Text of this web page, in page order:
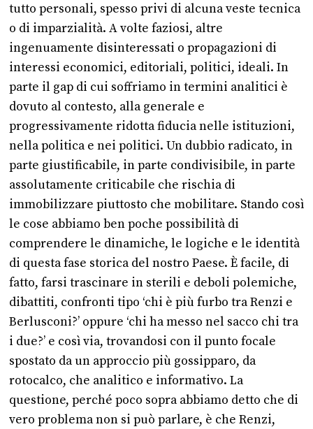
tutto personali, spesso privi di alcuna veste tecnica
o di imparzialità. A volte faziosi, altre
ingenuamente disinteressati o propagazioni di
interessi economici, editoriali, politici, ideali. In
parte il gap di cui soffriamo in termini analitici è
dovuto al contesto, alla generale e
progressivamente ridotta fiducia nelle istituzioni,
nella politica e nei politici. Un dubbio radicato, in
parte giustificabile, in parte condivisibile, in parte
assolutamente criticabile che rischia di
immobilizzare piuttosto che mobilitare. Stando così
le cose abbiamo ben poche possibilità di
comprendere le dinamiche, le logiche e le identità
di questa fase storica del nostro Paese. È facile, di
fatto, farsi trascinare in sterili e deboli polemiche,
dibattiti, confronti tipo ‘chi è più furbo tra Renzi e
Berlusconi?’ oppure ‘chi ha messo nel sacco chi tra
i due?’ e così via, trovandosi con il punto focale
spostato da un approccio più gossipparo, da
rotocalco, che analitico e informativo. La
questione, perché poco sopra abbiamo detto che di
vero problema non si può parlare, è che Renzi,